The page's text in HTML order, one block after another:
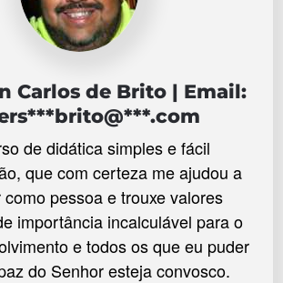
Carlos de Brito | Email:
de didática simples e fácil
que com certeza me ajudou a
como pessoa e trouxe valores
importância incalculável para o
e todos os que eu puder
do Senhor esteja convosco.